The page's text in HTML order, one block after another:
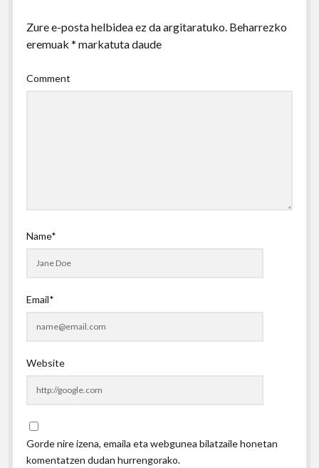
Zure e-posta helbidea ez da argitaratuko. Beharrezko
eremuak * markatuta daude
Comment
Name*
Email*
Website
Gorde nire izena, emaila eta webgunea bilatzaile honetan
komentatzen dudan hurrengorako.